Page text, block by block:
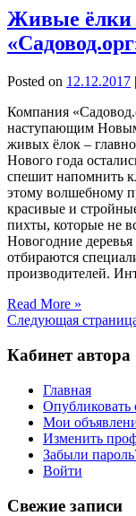
Живые ёлки
Posted on 12.12.2017
Компания
наступающим
живых ёлок –
Нового года
спешит напомнить
этому волшебному
красивые и
пихты, которые не
Новогодние
отбираются
производителей.
Read More »
Следующая
Кабинет автора
Главная
Опубликовать
Мои
Изменить
Забыли
Войти
Свежие записи